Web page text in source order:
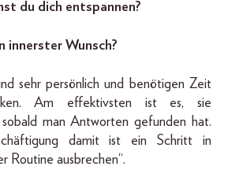
du dich entspannen?
innerster Wunsch?
sehr persönlich und benötigen Zeit
Am effektivsten ist es, sie
sobald man Antworten gefunden hat.
damit ist ein Schritt in
Routine ausbrechen“.